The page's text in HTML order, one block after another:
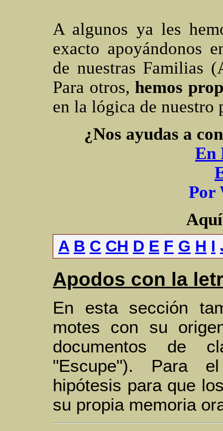
A algunos ya les
exacto apoyándonos
de nuestras Familias
Para otros, hemos
en la lógica de nuestro
¿Nos ayudas a
En
Por
A B C CH D E F G H I
Apodos con la
En esta sección
motes con su
documentos de
"Escupe"). Para
hipótesis para que
su propia memoria